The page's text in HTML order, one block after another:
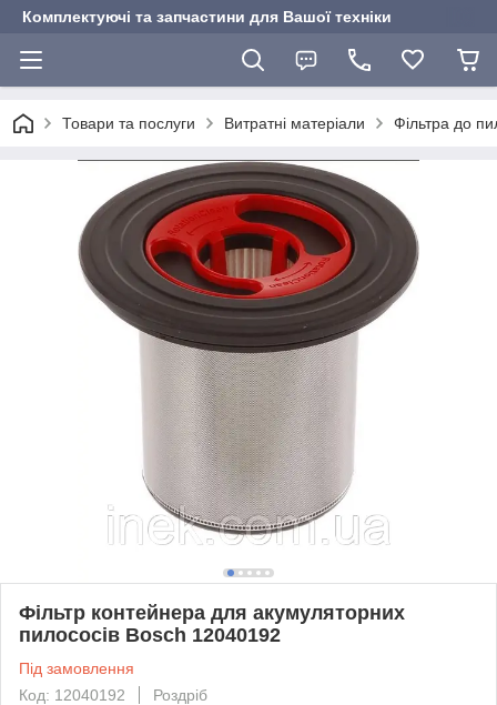
Комплектуючі та запчастини для Вашої техніки
Товари та послуги Витратні матеріали Фільтра до
Фільтр контейнера для акумуляторних
пилососів Bosch 12040192
Під замовлення
Код: 12040192
Роздріб